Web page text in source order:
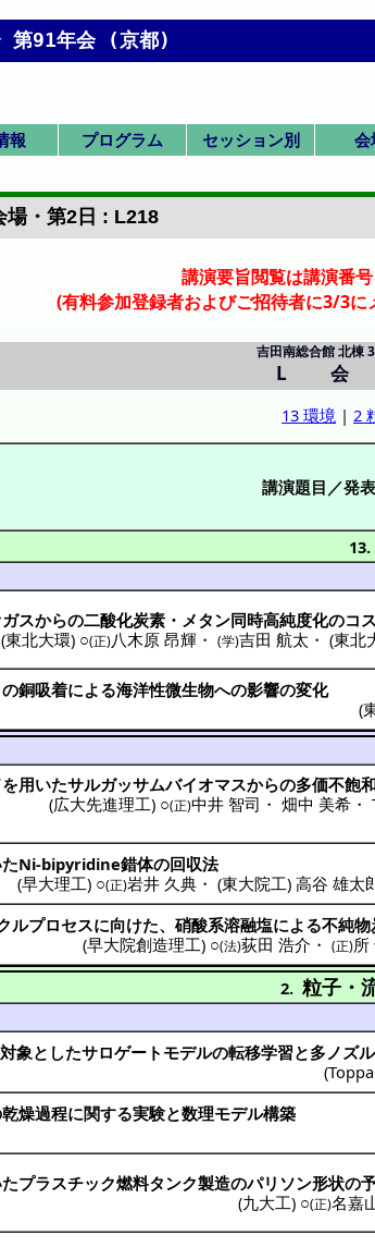
第91年会 (京都)
報
プログラム
u
セッション別
特別
ン
会/本部
会
育
場・第2日 : L218
講演要旨閲覧は講演番
(有料参加登録者およびご招待者に3/3
L 会
吉田南総合館 北棟
13 環境 |2
講演題目／発
13.
スからの二酸化炭素・ メタン同時高純度化のコ
(東北大環) ○(正)八木原 昂輝 ・(学)吉田 航太 ・(東北
の銅吸着による海洋性微生物への影響の変化
(
を用いたサルガッサムバイオマスからの多価不飽
(広大先進理工) ○(正)中井 智司 ・畑中 美希 ・
たNi-bipyridine錯体の回収法
(早大理工) ○(正)岩井 久典 ・(東大院工)高谷 雄太
ルプロセスに向けた、 硝酸系溶融塩による不純物
(早大院創造理工) ○(法)荻田 浩介 ・(正)所
2. 粒子・
対象としたサロゲートモデルの転移学習と多 ノズル
(
乾燥過程に関する実験と数理モデル構築
プラスチック燃料タンク製造のパリソン形状の
(九大工) ○(正)名嘉